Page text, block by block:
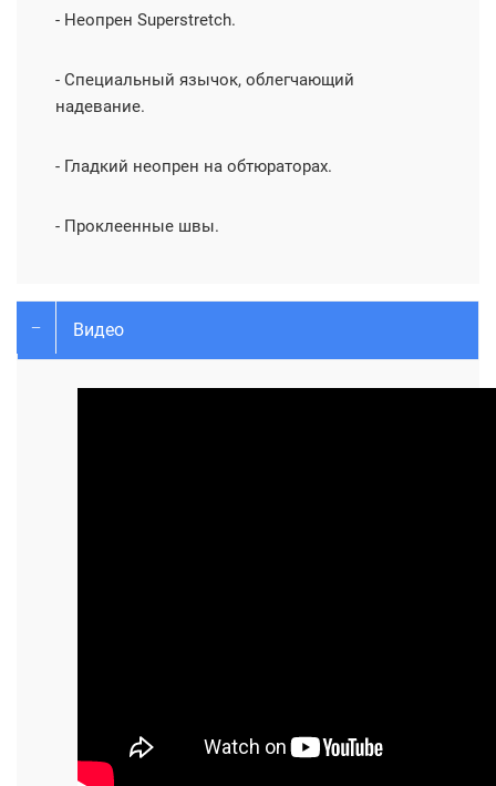
- Неопрен Superstretch.
- Специальный язычок, облегчающий
надевание.
- Гладкий неопрен на обтюраторах.
- Проклеенные швы.
Видео